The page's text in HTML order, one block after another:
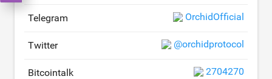
Telegram OrchidOfficial
Twitter @orchidprotocol
Bitcointalk 2704270